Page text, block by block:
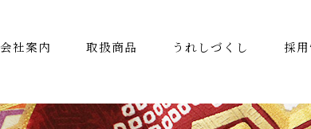
会社案内 取扱商品 うれしづくし 採